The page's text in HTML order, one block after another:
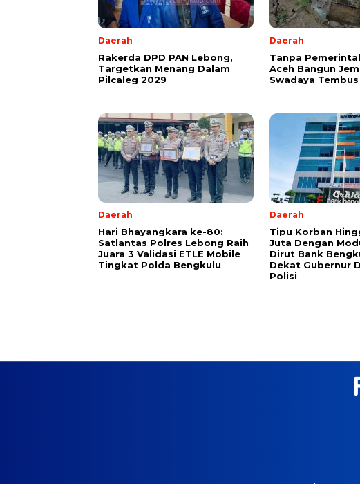
Daerah
Rakerda DPD PAN Lebong,
Targetkan Menang Dalam
Pilcaleg 2029
Daerah
Tanpa
Aceh Bangun
Swadaya Tembus
Daerah
Hari Bhayangkara ke-80:
Satlantas Polres Lebong Raih
Juara 3 Validasi ETLE Mobile
Tingkat Polda Bengkulu
Daerah
Tipu Korban
Juta Dengan
Dirut Bank
Dekat Gubernur
Polisi